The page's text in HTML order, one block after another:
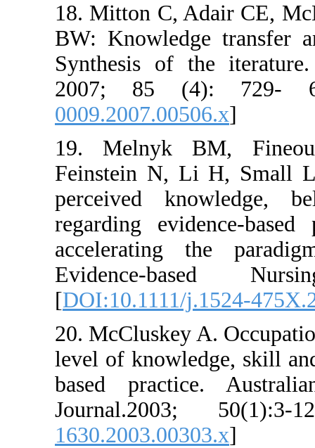
18. Mitton C, Adair
BW: Knowledge
Synthesis of the
2007; 85 (4):
0009.2007.00506.x
19. Melnyk BM,
Feinstein N, Li H,
perceived
regarding
accelerating the
Evidence-based
[DOI:10.1111/
20. McCluskey A.
level of
based practice.
Journal.2003;
1630.2003.00303.x